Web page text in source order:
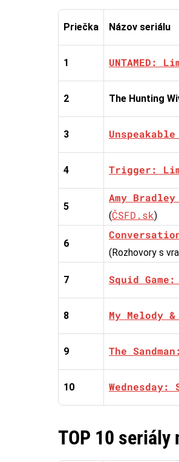
Priečka Názov seriálu
1 UNTAMED:
2 The Hunting
3
4 Trigger:
5
Amy
(ČSFD.sk)
6
(Rozhovory s
7 Squid
8 My Melody
9 The
10 Wednesday:
TOP 10 seriály